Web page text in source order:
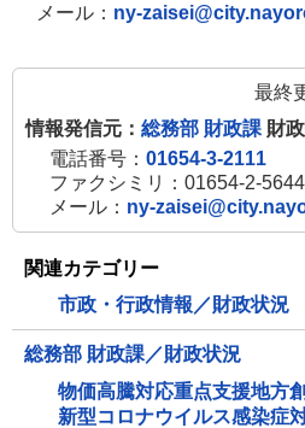
メール： ny-
最終
情報発信元： 総務部 財政課 財
電話番号： 01654-3-2111
ファクシミリ：01654-2-5644
メール： ny-
関連カテゴリー
市政・行政情報／財政状況
総務部 財政課／財政状況
物価高騰対応重点支援地方
新型コロナウイルス感染症